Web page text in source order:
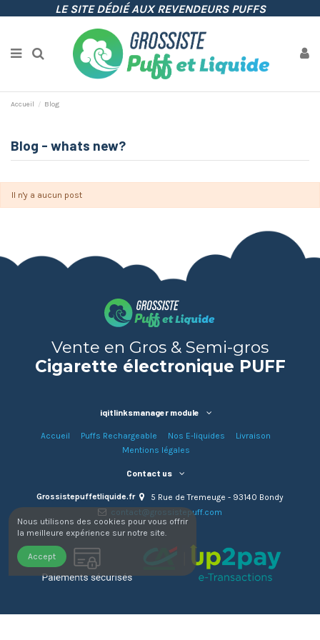
LE SITE DÉDIÉ AUX REVENDEURS PUFFS
Accueil Blog
Blog - whats new?
Il n'y a aucun post
Vente en Gros & Semi-gros
Cigarette électronique PUFF
iqitlinksmanager module
Accueil Puffs Rechargeable Nos E-liquides
Livraison
Mentions légales
Contact us
Grossistepuffetliquide.fr
5 Rue de Tremeuge - 93140 Bondy
contact@grossistepuff.com
Nous utilisons des cookies pour vous offrir
la meilleure expérience sur notre site.
Accept